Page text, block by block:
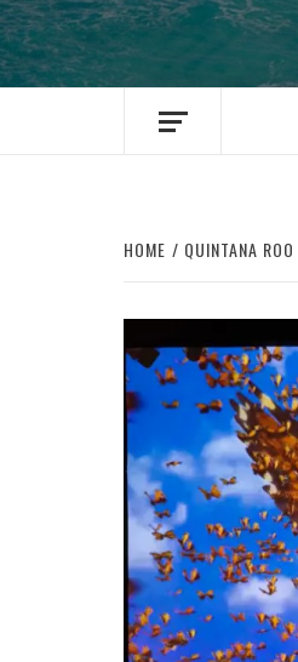
HOME QUINTANA ROO